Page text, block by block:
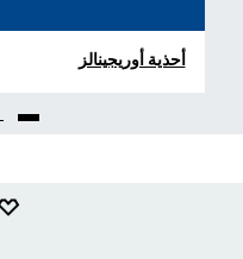
أحذية أوريجينالز